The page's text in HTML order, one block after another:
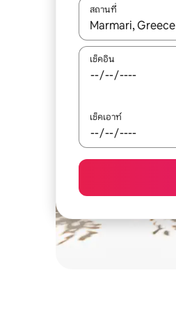
สถานที่
ใช้ลูกศรขึ้นลง หรือ
เช็คอิน
เช็คเอาท์